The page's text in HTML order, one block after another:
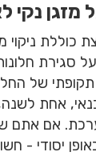
מזגן נקי
כוללת
סגירת
תקופתי של
אחת
אם אתם
יסודי -